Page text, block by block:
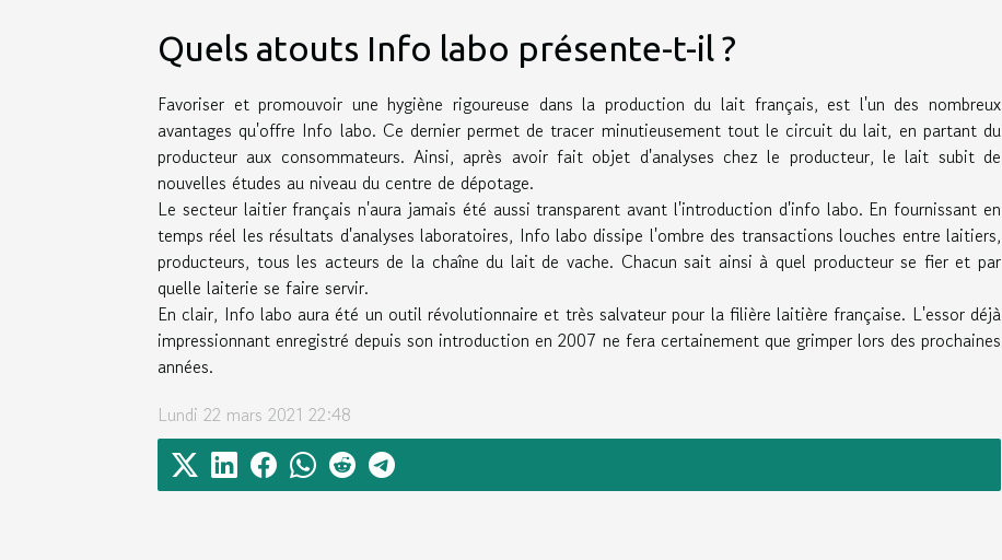
Quels atouts Info labo présente-t-il ?
Favoriser et promouvoir une hygiène rigoureuse dans la production du lait français, est l'un des nombreux
avantages qu'offre Info labo. Ce dernier permet de tracer minutieusement tout le circuit du lait, en partant du
producteur aux consommateurs. Ainsi, après avoir fait objet d'analyses chez le producteur, le lait subit de
nouvelles études au niveau du centre de dépotage.
Le secteur laitier français n'aura jamais été aussi transparent avant l'introduction d'info labo. En fournissant en
temps réel les résultats d'analyses laboratoires, Info labo dissipe l'ombre des transactions louches entre laitiers,
producteurs, tous les acteurs de la chaîne du lait de vache. Chacun sait ainsi à quel producteur se fier et par
quelle laiterie se faire servir.
En clair, Info labo aura été un outil révolutionnaire et très salvateur pour la filière laitière française. L'essor déjà
impressionnant enregistré depuis son introduction en 2007 ne fera certainement que grimper lors des prochaines
années.
Lundi 22 mars 2021 22:48